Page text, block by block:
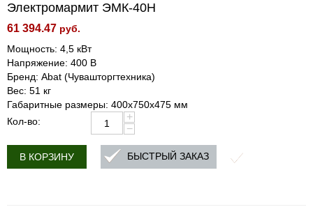
Электромармит ЭМК-40Н
61 394.47 руб.
Мощность: 4,5 кВт
Напряжение: 400 В
Бренд: Abat (Чувашторгтехника)
Вес: 51 кг
Габаритные размеры: 400х750х475 мм
Кол-во:
+
−
В КОРЗИНУ БЫСТРЫЙ ЗАКАЗ